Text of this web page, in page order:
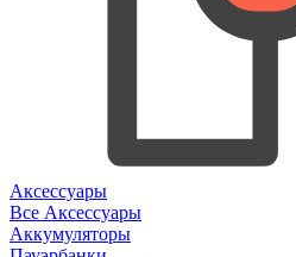
Аксессуары
Все Аксессуары
Аккумуляторы